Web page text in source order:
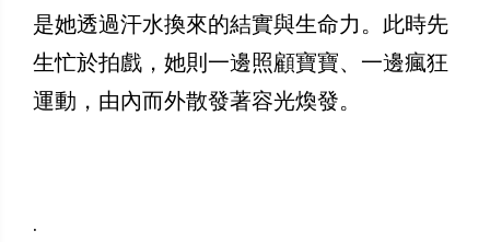
是她透過汗水換來的結實與生命力。此時先
生忙於拍戲，她則一邊照顧寶寶、一邊瘋狂
運動，由內而外散發著容光煥發。
.